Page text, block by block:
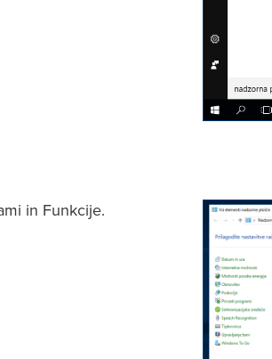
in Funkcije.